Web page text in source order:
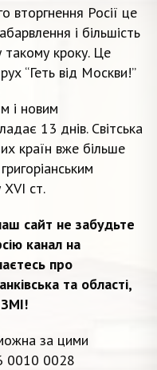
вторгнення Росії це
і більшість
такому кроку. Це
“Геть від Москви!”
і новим
13 днів. Світська
країн вже більше
ст.
сайт не забудьте
канал на
про
та області,
за цими
0010 0028